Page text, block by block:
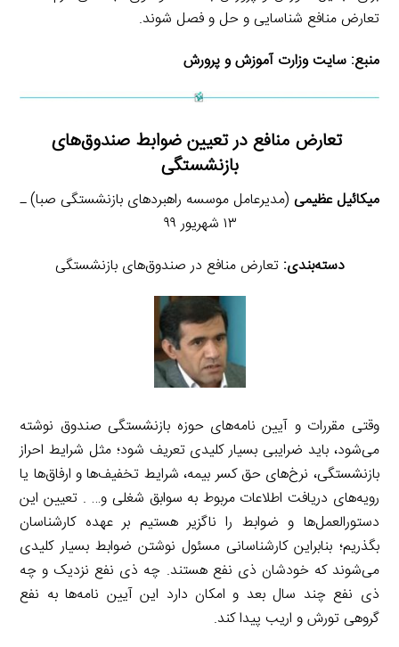
تعارض منافع شناسایی و حل و فصل شوند.
منبع: سایت وزارت آموزش و پرورش
تعارض منافع در تعیین ضوابط صندوق‌های
بازنشستگی
میکائیل عظیمی (مدیرعامل موسسه راهبردهای بازنشستگی صبا) ـ
۱۳ شهریور ۹۹
دسته‌بندی: تعارض منافع در صندوق‌های بازنشستگی
وقتی مقررات و آیین نامه‌های حوزه بازنشستگی صندوق نوشته
می‌شود، باید ضرایبی بسیار کلیدی تعریف شود؛ مثل شرایط احراز
بازنشستگی، نرخ‌های حق کسر بیمه، شرایط تخفیف‌ها و ارفاق‌ها یا
رویه‌های دریافت اطلاعات مربوط به سوابق شغلی و… . تعیین این
دستورالعمل‌ها و ضوابط را ناگزیر هستیم بر عهده کارشناسان
بگذریم؛ بنابراین کارشناسانی مسئول نوشتن ضوابط بسیار کلیدی
می‌شوند که خودشان ذی نفع هستند. چه ذی نفع نزدیک و چه
ذی نفع چند سال بعد و امکان دارد این آیین نامه‌ها به نفع
گروهی تورش و اریب پیدا کند.